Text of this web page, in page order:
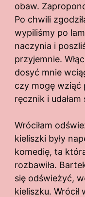
obaw.
Po chwili
wypiliśmy po
naczynia i
przyjemnie.
dosyć mnie
czy mogę wziąć
ręcznik i udałam
Wróciłam
kieliszki były
komedię, ta
rozbawiła.
się odświeżyć,
kieliszku.